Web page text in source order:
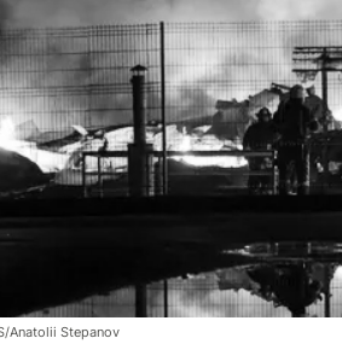
Anatolii Stepanov